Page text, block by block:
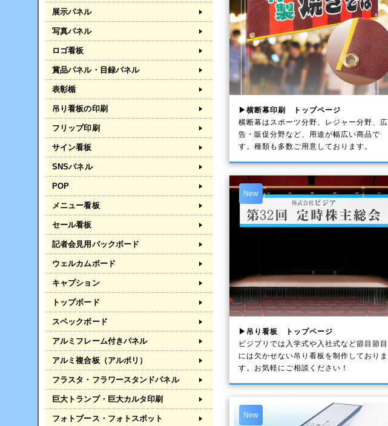
▶横断幕印刷 トップページ
横断幕はスポーツ分野、レジャー分野、広
告・販促分野など、用途が幅広い商品で
す。種類も多数ご用意しております。
New
▶吊り看板 トップページ
ビジプリでは入学式や入社式など節目節目
には欠かせない吊り看板を制作しておりま
す。お気軽にご相談ください！
New
展示パネル
写真パネル
ロゴ看板
賞品パネル・目録パネル
表彰楯
吊り看板の印刷
フリップ印刷
サイン看板
SNSパネル
POP
メニュー看板
セール看板
記者会見用バックボード
ウェルカムボード
キャプション
トップボード
スペックボード
アルミフレーム付きパネル
アルミ複合板（アルポリ）
フラスタ・フラワースタンドパネル
巨大トランプ・巨大カルタ印刷
フォトブース・フォトスポット